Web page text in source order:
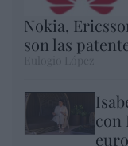
Nokia,
son las
con